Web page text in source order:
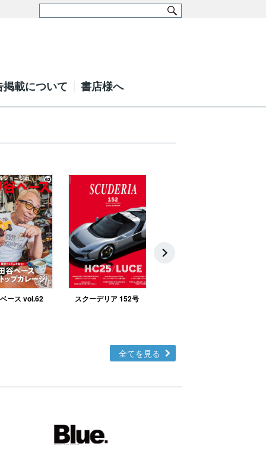
掲載について 書店様へ
ース vol.62 スクーデリア 152号
全てを見る